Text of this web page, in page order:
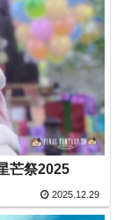
芒祭2025
2025.12.29